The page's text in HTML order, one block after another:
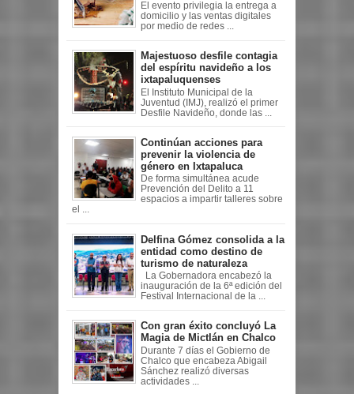
El evento privilegia la entrega a
domicilio y las ventas digitales
por medio de redes ...
Majestuoso desfile contagia
del espíritu navideño a los
ixtapaluquenses
El Instituto Municipal de la
Juventud (IMJ), realizó el primer
Desfile Navideño, donde las ...
Continúan acciones para
prevenir la violencia de
género en Ixtapaluca
De forma simultánea acude
Prevención del Delito a 11
espacios a impartir talleres sobre
el ...
Delfina Gómez consolida a la
entidad como destino de
turismo de naturaleza
La Gobernadora encabezó la
inauguración de la 6ª edición del
Festival Internacional de la ...
Con gran éxito concluyó La
Magia de Mictlán en Chalco
Durante 7 días el Gobierno de
Chalco que encabeza Abigail
Sánchez realizó diversas
actividades ...